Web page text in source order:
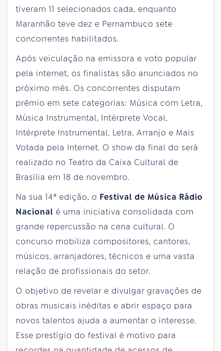
tiveram 11 selecionados cada, enquanto
Maranhão teve dez e Pernambuco sete
concorrentes habilitados.
Após veiculação na emissora e voto popular
pela internet, os finalistas são anunciados no
próximo mês. Os concorrentes disputam
prêmio em sete categorias: Música com Letra,
Música Instrumental, Intérprete Vocal,
Intérprete Instrumental, Letra, Arranjo e Mais
Votada pela Internet. O show da final do será
realizado no Teatro da Caixa Cultural de
Brasília em 18 de novembro.
Na sua 14ª edição, o Festival de Música Rádio
Nacional é uma iniciativa consolidada com
grande repercussão na cena cultural. O
concurso mobiliza compositores, cantores,
músicos, arranjadores, técnicos e uma vasta
relação de profissionais do setor.
O objetivo de revelar e divulgar gravações de
obras musicais inéditas e abrir espaço para
novos talentos ajuda a aumentar o interesse.
Esse prestígio do festival é motivo para